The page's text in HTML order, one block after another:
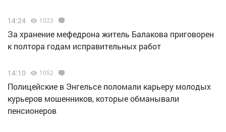
14:24 1023
За хранение мефедрона житель Балакова приговорен
к полтора годам исправительных работ
14:10 1052
Полицейские в Энгельсе поломали карьеру молодых
курьеров мошенников, которые обманывали
пенсионеров